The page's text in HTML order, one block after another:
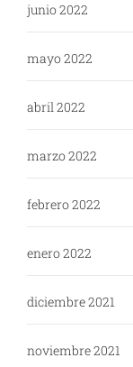
junio 2022
mayo 2022
abril 2022
marzo 2022
febrero 2022
enero 2022
diciembre 2021
noviembre 2021